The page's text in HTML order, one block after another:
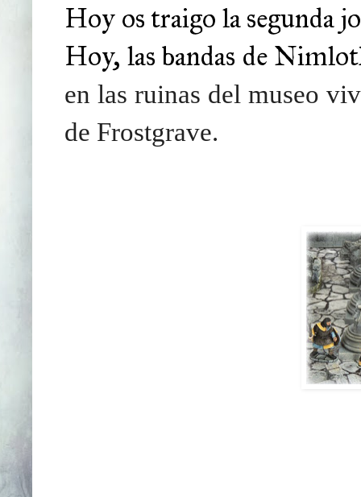
Hoy os traigo la segunda
Hoy, las bandas de
en las ruinas del museo
de Frostgrave.